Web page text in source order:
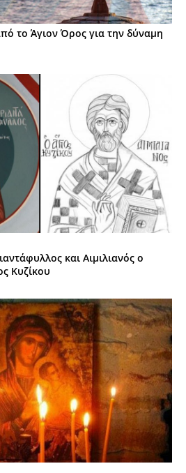
το Άγιον Όρος για την δύναμη
και Αιμιλιανός ο
Κυζίκου